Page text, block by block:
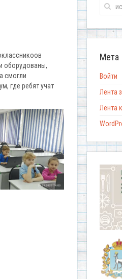
оборудованы,
смогли
где ребят учат
Мета
Войти
Лента
Лента